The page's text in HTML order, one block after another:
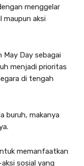
menggelar
maupun aksi
May Day sebagai
menjadi prioritas
di tengah
buruh, makanya
memanfaatkan
sosial yang